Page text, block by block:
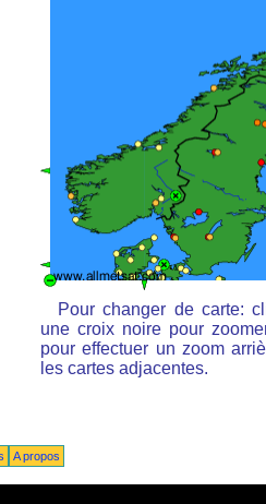
Pour changer de carte:
une croix noire pour
pour effectuer un zoom
les cartes adjacentes.
A propos